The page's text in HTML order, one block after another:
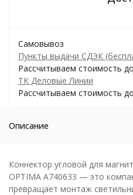
Самовывоз
Пункты выдачи СДЭК
Рассчитываем стоимость
ТК Деловые Линии
Рассчитываем стоимость
Описание
Коннектор угловой для
OPTIMA A740633 — это
превращает монтаж